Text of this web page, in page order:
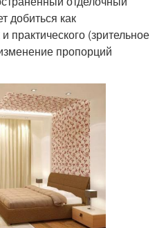
добиться как
практического (зрительное
пропорций